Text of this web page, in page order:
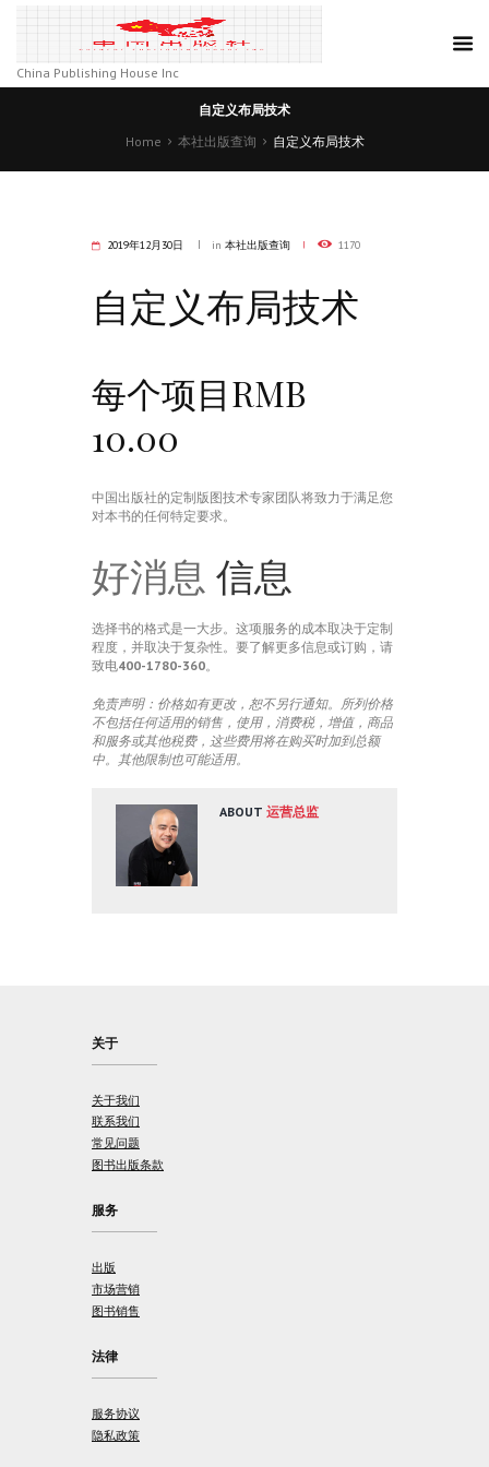
China Publishing House Inc
自定义布局技术
Home
本社出版查询 自定义布局技术
2019年12月30日 in 本社出版查询 1170
自定义布局技术
每个项目RMB
10.00
中国出版社的定制版图技术专家团队将致力于满足您
对本书的任何特定要求。
好消息 信息
选择书的格式是一大步。这项服务的成本取决于定制
程度，并取决于复杂性。要了解更多信息或订购，请
致电400-1780-360。
免责声明：价格如有更改，恕不另行通知。所列价格
不包括任何适用的销售，使用，消费税，增值，商品
和服务或其他税费，这些费用将在购买时加到总额
中。其他限制也可能适用。
ABOUT运营总监
关于
关于我们
联系我们
常见问题
图书出版条款
服务
出版
市场营销
图书销售
法律
服务协议
隐私政策